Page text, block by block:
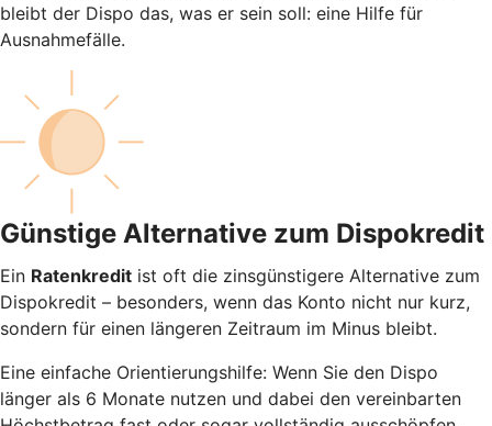
bleibt der Dispo das, was er sein soll: eine Hilfe für
Ausnahmefälle.
Günstige Alternative zum Dispokredit
Ein Ratenkredit ist oft die zinsgünstigere Alternative zum
Dispokredit – besonders, wenn das Konto nicht nur kurz,
sondern für einen längeren Zeitraum im Minus bleibt.
Eine einfache Orientierungshilfe: Wenn Sie den Dispo
länger als 6 Monate nutzen und dabei den vereinbarten